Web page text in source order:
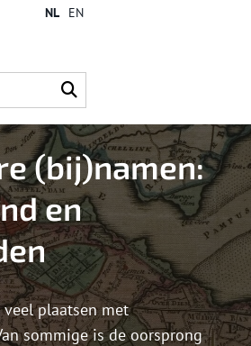
NL EN
(bij)namen:
en
plaatsen met
sommige is de oorsprong